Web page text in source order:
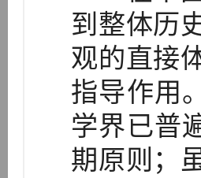
到整体历
观的直接
指导作用
学界已普
期原则；